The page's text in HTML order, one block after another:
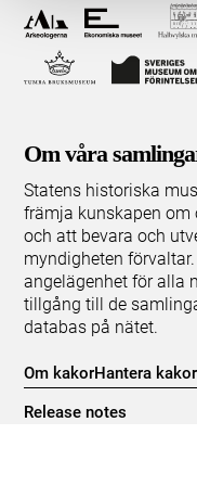
Om våra
Statens historiska
främja kunskapen om
och att bevara och
myndigheten
angelägenhet för alla
tillgång till de
databas på nätet.
Om kakorHantera kakor
Release notes